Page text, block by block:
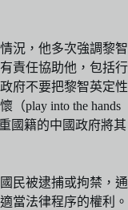
況，他多次強調黎智
責任協助他，包括行
府不要把黎智英定性
play into the hands
國籍的中國政府將其
民被逮捕或拘禁，通
當法律程序的權利。